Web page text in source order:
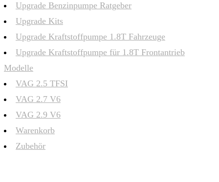
Upgrade Benzinpumpe Ratgeber
Upgrade Kits
Upgrade Kraftstoffpumpe 1.8T Fahrzeuge
Upgrade Kraftstoffpumpe für 1.8T Frontantrieb
Modelle
VAG 2.5 TFSI
VAG 2.7 V6
VAG 2.9 V6
Warenkorb
Zubehör